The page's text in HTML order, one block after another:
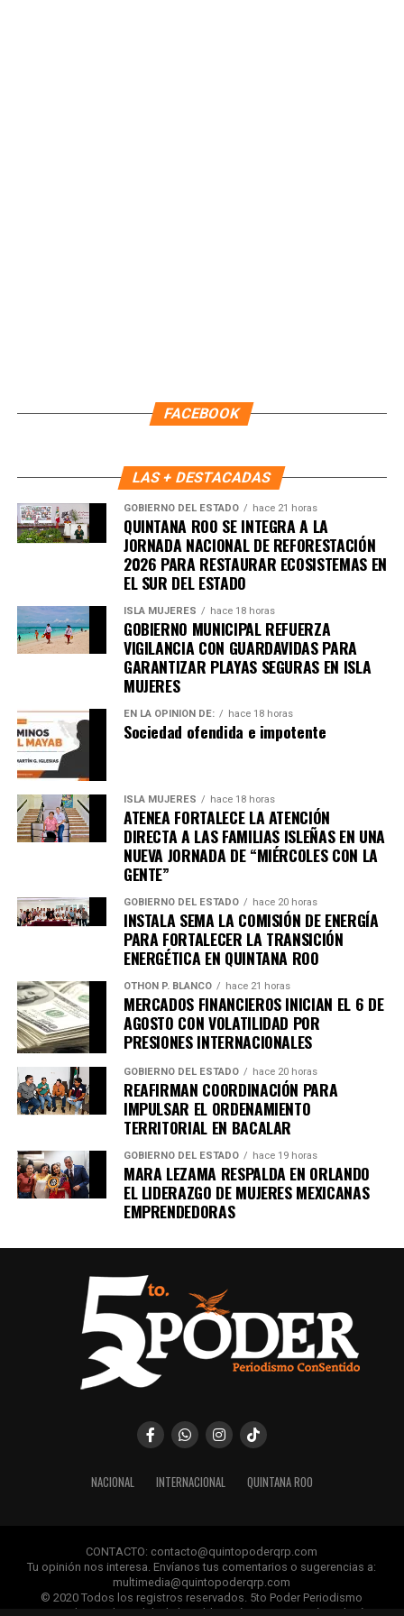
en tu teléfono.FACEBOOK
LAS + DESTACADAS
GOBIERNO DEL ESTADO hace 21 horas
QUINTANA ROO SE INTEGRA A LA
JORNADA NACIONAL DE REFORESTACIÓN
2026 PARA RESTAURAR ECOSISTEMAS EN
EL SUR DEL ESTADO
ISLA MUJERES hace 18 horas
GOBIERNO MUNICIPAL REFUERZA
VIGILANCIA CON GUARDAVIDAS PARA
GARANTIZAR PLAYAS SEGURAS EN ISLA
MUJERES
EN LA OPINIÓN DE: hace 18 horas
Sociedad ofendida e impotente
ISLA MUJERES hace 18 horas
ATENEA FORTALECE LA ATENCIÓN
DIRECTA A LAS FAMILIAS ISLEÑAS EN UNA
NUEVA JORNADA DE “MIÉRCOLES CON LA
GENTE”
GOBIERNO DEL ESTADO hace 20 horas
INSTALA SEMA LA COMISIÓN DE ENERGÍA
PARA FORTALECER LA TRANSICIÓN
ENERGÉTICA EN QUINTANA ROO
OTHON P. BLANCO hace 21 horas
MERCADOS FINANCIEROS INICIAN EL 6 DE
AGOSTO CON VOLATILIDAD POR
PRESIONES INTERNACIONALES
GOBIERNO DEL ESTADO hace 20 horas
REAFIRMAN COORDINACIÓN PARA
IMPULSAR EL ORDENAMIENTO
TERRITORIAL EN BACALAR
GOBIERNO DEL ESTADO hace 19 horas
MARA LEZAMA RESPALDA EN ORLANDO
EL LIDERAZGO DE MUJERES MEXICANAS
EMPRENDEDORAS
NACIONAL INTERNACIONAL QUINTANA ROO
CONTACTO: contacto@quintopoderqrp.com
Tu opinión nos interesa. Envíanos tus comentarios o sugerencias a:
multimedia@quintopoderqrp.com
© 2020 Todos los registros reservados. 5to Poder Periodismo
ConSentido Queda prohibida la publicación, retransmisión, edición y